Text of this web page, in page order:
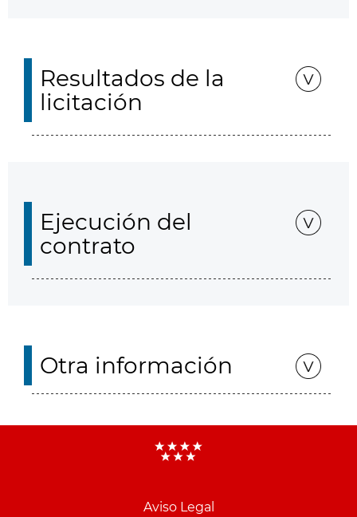
Resultados de la
licitación
Ejecución del
contrato
Otra información
Aviso Legal